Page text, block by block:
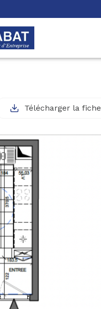
Télécharger la fiche